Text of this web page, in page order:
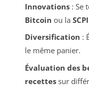
Innovations: Se
Bitcoin ou la SCPI
Diversification :
le même panier.
Évaluation des
recettessur